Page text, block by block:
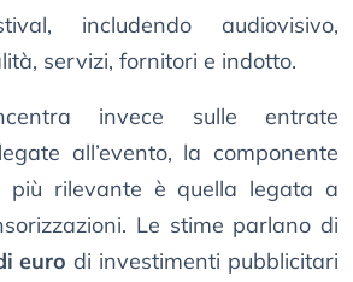
includendo audiovisivo,
servizi, fornitori e indotto.
invece sulle entrate
all’evento, la componente
più rilevante è quella legata a
Le stime parlano di
euro di investimenti pubblicitari